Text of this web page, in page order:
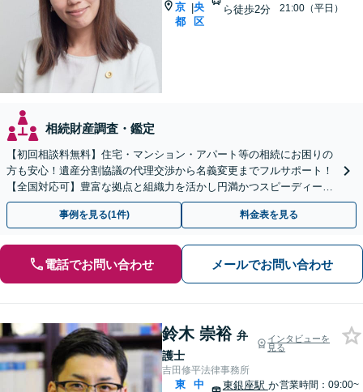
京
都
|央
区
ら徒歩2分
21:00（平日）
相続財産調査・鑑定
【初回相談料無料】住宅・マンション・アパート等の相続にお困りの
方も安心！遺産分割協議の代理交渉から名義変更までフルサポート！
【全国対応可】豊富な拠点と組織力を活かし円満かつスピーディーに
相続手続きをお手伝いします【取扱い実績2000件以上】
事例を見る(1件) 料金表を見る
電話でお問い合わせ メールでお問い合わせ
鈴木 崇裕 弁
護士
インタビューを
見る
吉田修平法律事務所
東
中
東銀座駅 か営業時間：09:00~